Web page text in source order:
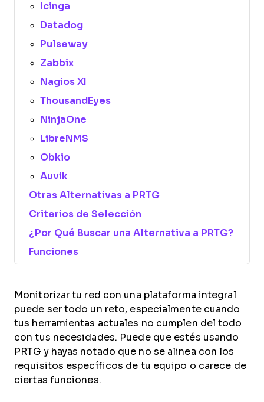
Icinga
Datadog
Pulseway
Zabbix
Nagios XI
ThousandEyes
NinjaOne
LibreNMS
Obkio
Auvik
Otras Alternativas a PRTG
Criterios de Selección
¿Por Qué Buscar una Alternativa a PRTG?
Funciones
Monitorizar tu red con una plataforma integral
puede ser todo un reto, especialmente cuando
tus herramientas actuales no cumplen del todo
con tus necesidades. Puede que estés usando
PRTG y hayas notado que no se alinea con los
requisitos específicos de tu equipo o carece de
ciertas funciones.